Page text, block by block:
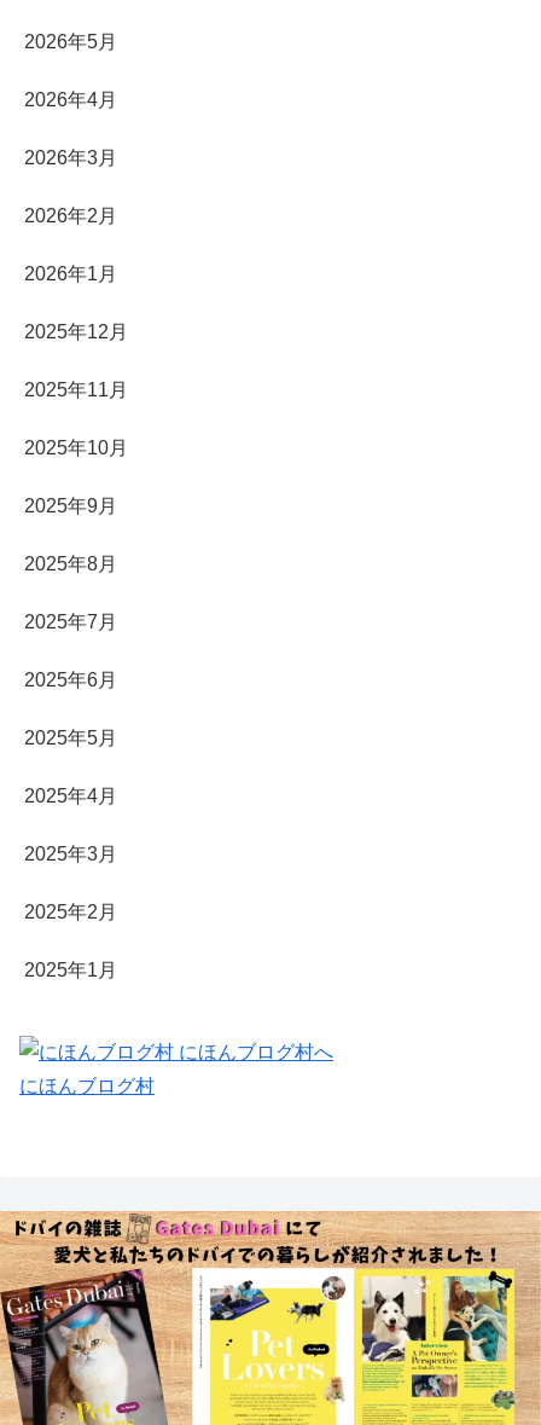
2026年5月
2026年4月
2026年3月
2026年2月
2026年1月
2025年12月
2025年11月
2025年10月
2025年9月
2025年8月
2025年7月
2025年6月
2025年5月
2025年4月
2025年3月
2025年2月
2025年1月
にほんブログ村